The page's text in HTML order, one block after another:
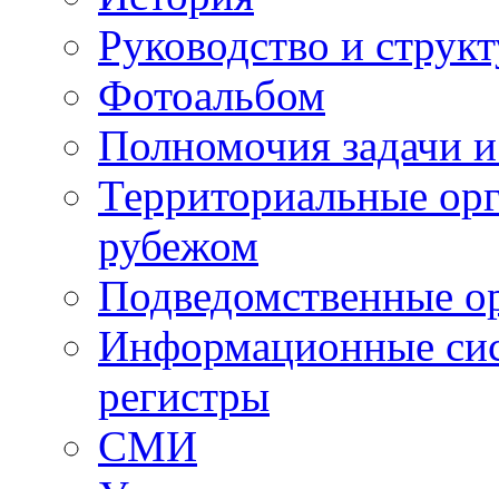
Руководство и
Фотоальбом
Полномочия задачи
Территориальные
рубежом
Подведомственные
Информационные
регистры
СМИ